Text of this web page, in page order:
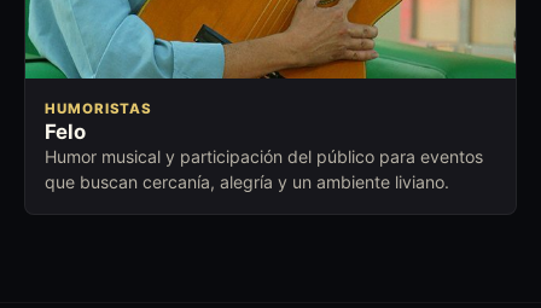
HUMORISTAS
Felo
Humor musical y participación del público para eventos
que buscan cercanía, alegría y un ambiente liviano.